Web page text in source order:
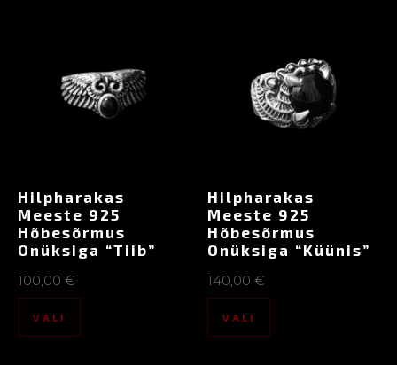
Hilpharakas
Meeste 925
Hõbesõrmus
Onüksiga “Tiib”
100,00 €
VALI
Hilpharakas
Meeste 925
Hõbesõrmus
Onüksiga “Küünis”
140,00 €
VALI